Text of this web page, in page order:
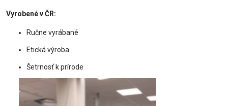
Vyrobené v ČR:
Ručne vyrábané
Etická výroba
Šetrnosť k prírode